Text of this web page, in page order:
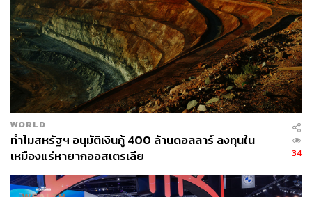
WORLD
ทำไมสหรัฐฯ อนุมัติเงินกู้ 400 ล้านดอลลาร์ ลงทุนใน
เหมืองแร่หายากออสเตรเลีย
34